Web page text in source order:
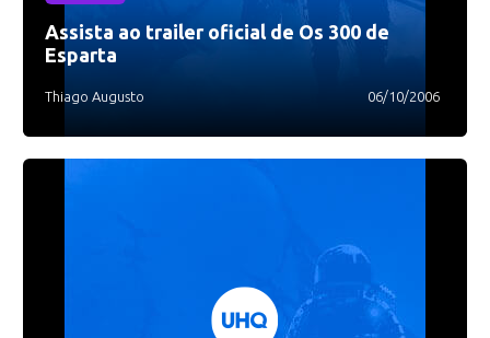
Assista ao trailer oficial de Os 300 de
Esparta
Thiago Augusto 06/10/2006